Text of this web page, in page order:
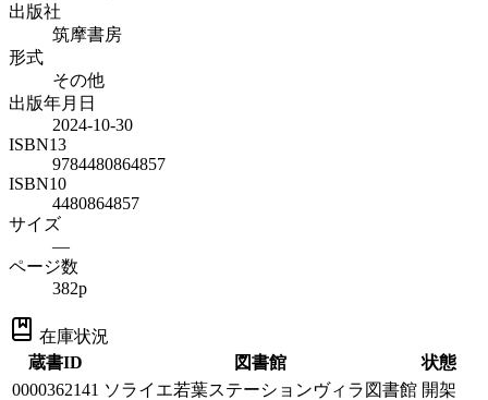
出版社
筑摩書房
形式
その他
出版年月日
2024-10-30
ISBN13
9784480864857
ISBN10
4480864857
サイズ
—
ページ数
382p
在庫状況
蔵書ID
図書館
状態
0000362141 ソライエ若葉ステーションヴィラ図書館 開架